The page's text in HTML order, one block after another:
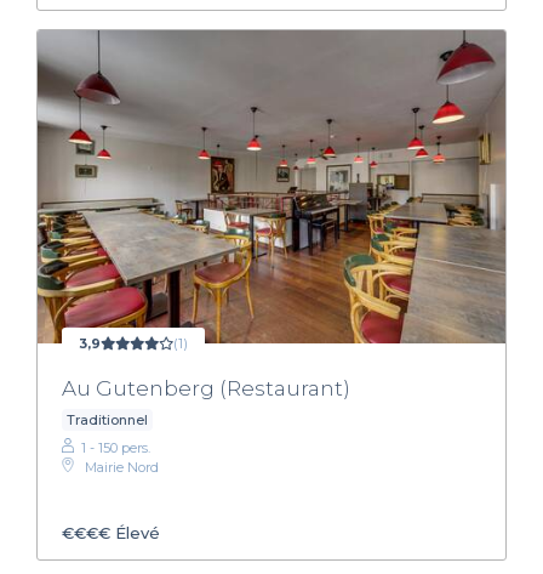
3,9 (1)
Au Gutenberg (Restaurant)
Traditionnel
1 - 150 pers.
Mairie Nord
€€€€ Élevé